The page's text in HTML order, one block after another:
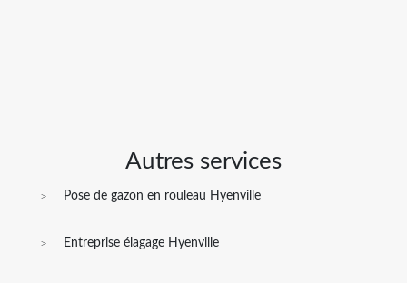
Autres services
Pose de gazon en rouleau Hyenville
Entreprise élagage Hyenville